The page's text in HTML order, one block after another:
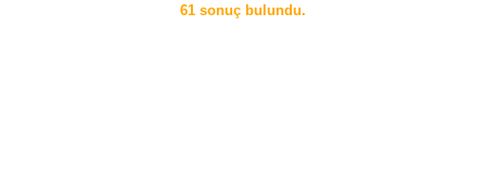
61 sonuç bulundu.